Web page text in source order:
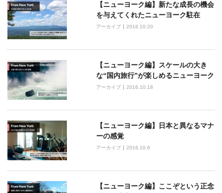
ゲ
ー
シ
ョ
ン
【ニューヨーク編】新たな成長の機会
を与えてくれたニューヨーク駐在
アーカイブ 2016.10.20
【ニューヨーク編】スケールの大き
な“国内旅行”が楽しめるニューヨーク
アーカイブ 2016.10.18
【ニューヨーク編】日本と異なるマナ
ーの感覚
アーカイブ 2016.10.6
【ニューヨーク編】ここぞという正念